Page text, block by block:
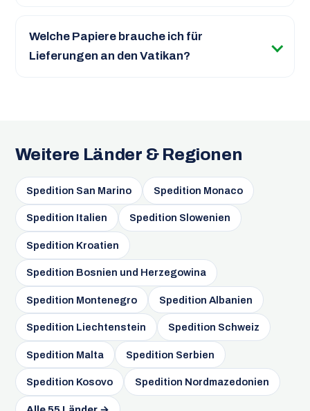
Welche Papiere brauche ich für
Lieferungen an den Vatikan?
Weitere Länder & Regionen
Spedition San Marino Spedition Monaco
Spedition Italien Spedition Slowenien
Spedition Kroatien
Spedition Bosnien und Herzegowina
Spedition Montenegro Spedition Albanien
Spedition Liechtenstein Spedition Schweiz
Spedition Malta Spedition Serbien
Spedition Kosovo Spedition Nordmazedonien